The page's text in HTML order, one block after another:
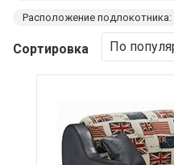
Расположение подлокотника:
Сортировка